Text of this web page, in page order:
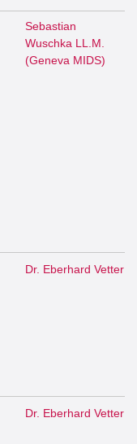
Sebastian
Wuschka LL.M.
(Geneva MIDS)
Dr. Eberhard Vetter
Dr. Eberhard Vetter